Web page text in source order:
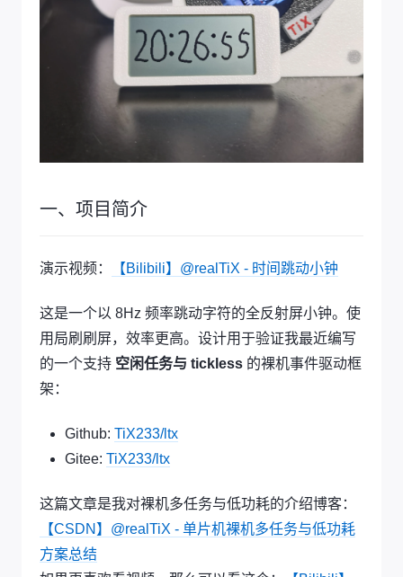
一、项目简介
演示视频： 【Bilibili】@realTiX - 时间跳动小钟
这是一个以 8Hz 频率跳动字符的全反射屏小钟。使
用局刷刷屏，效率更高。设计用于验证我最近编写
的一个支持 空闲任务与 tickless 的裸机事件驱动框
架：
Github: TiX233/ltx
Gitee: TiX233/ltx
这篇文章是我对裸机多任务与低功耗的介绍博客：
【CSDN】@realTiX - 单片机裸机多任务与低功耗
方案总结